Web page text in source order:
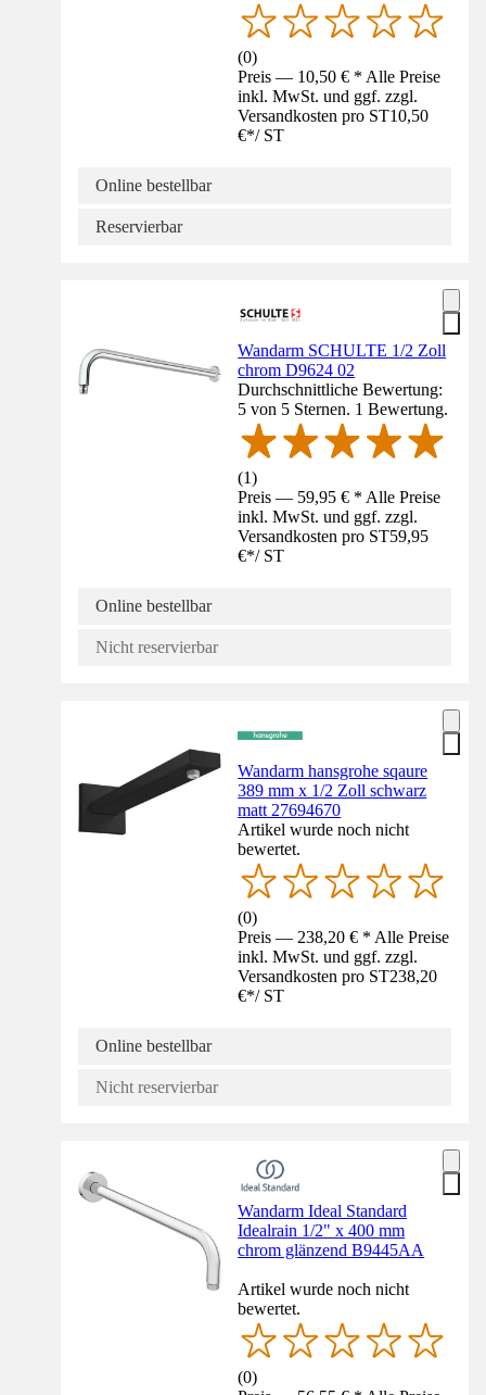
(0)
Preis — 10,50 € * Alle Preise
inkl. MwSt. und ggf. zzgl.
Versandkosten pro ST10,50
€*/ ST
Online bestellbar
Reservierbar
Wandarm SCHULTE 1/2 Zoll
chrom D9624 02
Durchschnittliche Bewertung:
5 von 5 Sternen. 1 Bewertung.
(1)
Preis — 59,95 € * Alle Preise
inkl. MwSt. und ggf. zzgl.
Versandkosten pro ST59,95
€*/ ST
Online bestellbar
Nicht reservierbar
Wandarm hansgrohe sqaure
389 mm x 1/2 Zoll schwarz
matt 27694670
Artikel wurde noch nicht
bewertet.
(0)
Preis — 238,20 € * Alle Preise
inkl. MwSt. und ggf. zzgl.
Versandkosten pro ST238,20
€*/ ST
Online bestellbar
Nicht reservierbar
Wandarm Ideal Standard
Idealrain 1/2" x 400 mm
chrom glänzend B9445AA
Artikel wurde noch nicht
bewertet.
(0)